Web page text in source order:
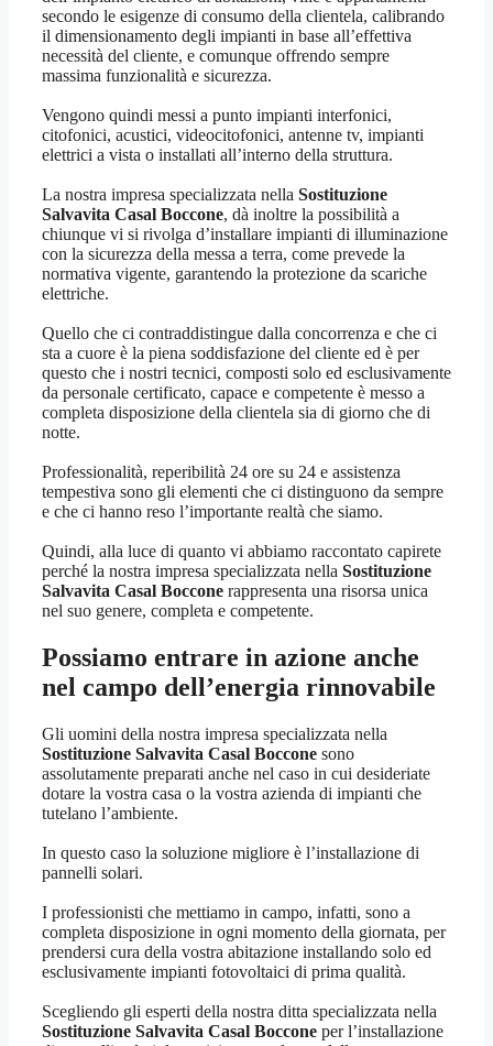
secondo le esigenze di consumo della clientela, calibrando
il dimensionamento degli impianti in base all’effettiva
necessità del cliente, e comunque offrendo sempre
massima funzionalità e sicurezza.
Vengono quindi messi a punto impianti interfonici,
citofonici, acustici, videocitofonici, antenne tv, impianti
elettrici a vista o installati all’interno della struttura.
La nostra impresa specializzata nella Sostituzione
Salvavita Casal Boccone, dà inoltre la possibilità a
chiunque vi si rivolga d’installare impianti di illuminazione
con la sicurezza della messa a terra, come prevede la
normativa vigente, garantendo la protezione da scariche
elettriche.
Quello che ci contraddistingue dalla concorrenza e che ci
sta a cuore è la piena soddisfazione del cliente ed è per
questo che i nostri tecnici, composti solo ed esclusivamente
da personale certificato, capace e competente è messo a
completa disposizione della clientela sia di giorno che di
notte.
Professionalità, reperibilità 24 ore su 24 e assistenza
tempestiva sono gli elementi che ci distinguono da sempre
e che ci hanno reso l’importante realtà che siamo.
Quindi, alla luce di quanto vi abbiamo raccontato capirete
perché la nostra impresa specializzata nella Sostituzione
Salvavita Casal Boccone rappresenta una risorsa unica
nel suo genere, completa e competente.
Possiamo entrare in azione anche
nel campo dell’energia rinnovabile
Gli uomini della nostra impresa specializzata nella
Sostituzione Salvavita Casal Boccone sono
assolutamente preparati anche nel caso in cui desideriate
dotare la vostra casa o la vostra azienda di impianti che
tutelano l’ambiente.
In questo caso la soluzione migliore è l’installazione di
pannelli solari.
I professionisti che mettiamo in campo, infatti, sono a
completa disposizione in ogni momento della giornata, per
prendersi cura della vostra abitazione installando solo ed
esclusivamente impianti fotovoltaici di prima qualità.
Scegliendo gli esperti della nostra ditta specializzata nella
Sostituzione Salvavita Casal Boccone per l’installazione